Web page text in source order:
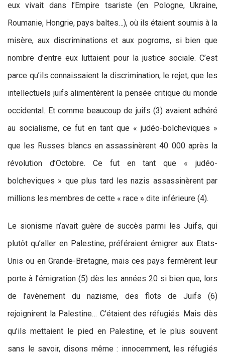
eux vivait dans l’Empire tsariste (en Pologne, Ukraine,
Roumanie, Hongrie, pays baltes…), où ils étaient soumis à la
misère, aux discriminations et aux pogroms, si bien que
nombre d’entre eux luttaient pour la justice sociale. C’est
parce qu’ils connaissaient la discrimination, le rejet, que les
intellectuels juifs alimentèrent la pensée critique du monde
occidental. Et comme beaucoup de juifs (3) avaient adhéré
au socialisme, ce fut en tant que « judéo-bolcheviques »
que les Russes blancs en assassinèrent 40 000 après la
révolution d’Octobre. Ce fut en tant que « judéo-
bolcheviques » que plus tard les nazis assassinèrent par
millions les membres de cette « race » dite inférieure (4).
Le sionisme n’avait guère de succès parmi les Juifs, qui
plutôt qu’aller en Palestine, préféraient émigrer aux Etats-
Unis ou en Grande-Bretagne, mais ces pays fermèrent leur
porte à l’émigration (5) dès les années 20 si bien que, lors
de l’avènement du nazisme, des flots de Juifs (6)
rejoignirent la Palestine… C’étaient des réfugiés. Mais dès
qu’ils mettaient le pied en Palestine, et le plus souvent
sans le savoir, disons même : innocemment, les réfugiés